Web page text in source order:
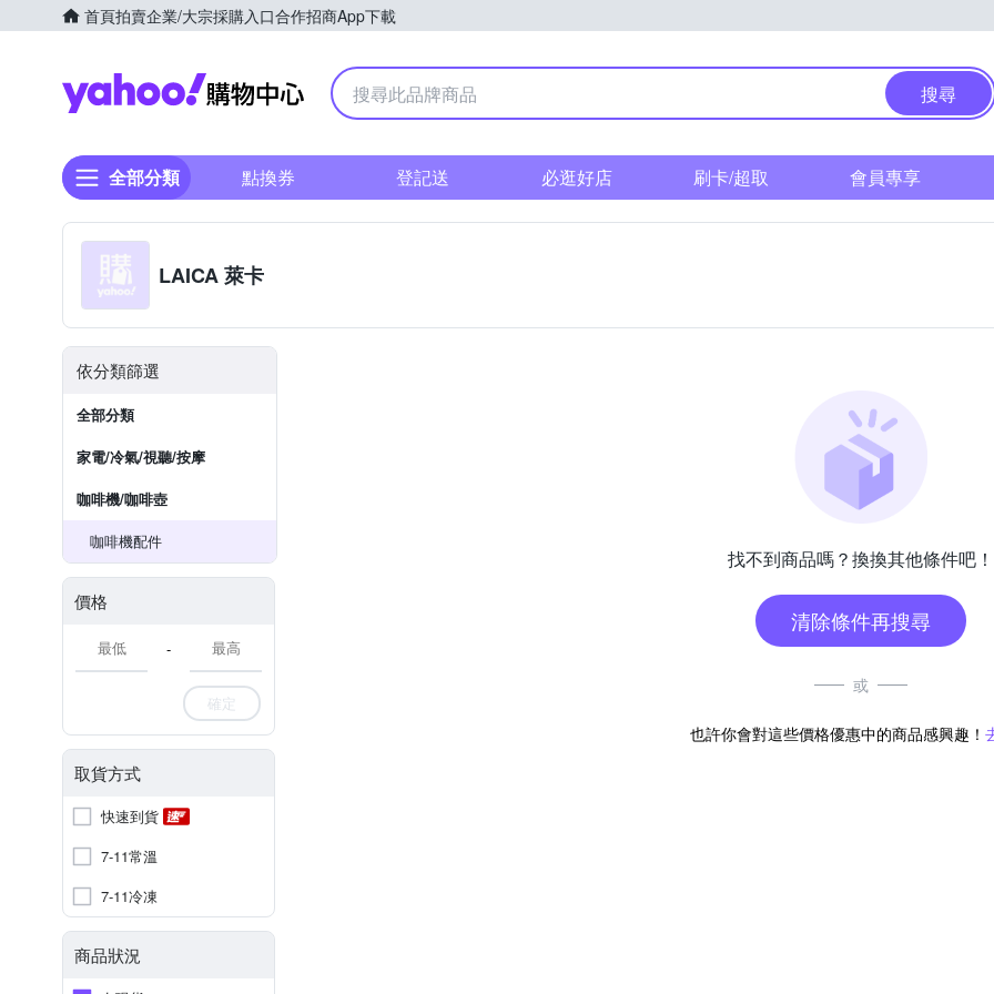
首頁拍賣企業/大宗採購入口合作招商App下載
Yahoo購物中心
搜尋
全部分類 點換券 登記送 必逛好店 刷卡/超取 會員專享
LAICA 萊卡
依分類篩選
全部分類
家電/冷氣/視聽/按摩
咖啡機/咖啡壺
咖啡機配件
價格
-
確定
取貨方式
快速到貨
7-11常溫
7-11冷凍
商品狀況
找不到商品嗎？換換其他條件吧！
清除條件再搜尋
或
也許你會對這些價格優惠中的商品感興趣！